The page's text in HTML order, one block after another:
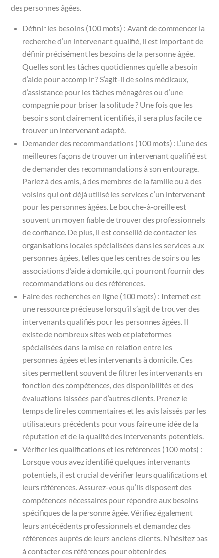
des personnes âgées.
Définir les besoins (100 mots) : Avant de commencer la
recherche d’un intervenant qualifié, il est important de
définir précisément les besoins de la personne âgée.
Quelles sont les tâches quotidiennes qu’elle a besoin
d’aide pour accomplir ? S’agit-il de soins médicaux,
d’assistance pour les tâches ménagères ou d’une
compagnie pour briser la solitude ? Une fois que les
besoins sont clairement identifiés, il sera plus facile de
trouver un intervenant adapté.
Demander des recommandations (100 mots) : L’une des
meilleures façons de trouver un intervenant qualifié est
de demander des recommandations à son entourage.
Parlez à des amis, à des membres de la famille ou à des
voisins qui ont déjà utilisé les services d’un intervenant
pour les personnes âgées. Le bouche-à-oreille est
souvent un moyen fiable de trouver des professionnels
de confiance. De plus, il est conseillé de contacter les
organisations locales spécialisées dans les services aux
personnes âgées, telles que les centres de soins ou les
associations d’aide à domicile, qui pourront fournir des
recommandations ou des références.
Faire des recherches en ligne (100 mots) : Internet est
une ressource précieuse lorsqu’il s’agit de trouver des
intervenants qualifiés pour les personnes âgées. Il
existe de nombreux sites web et plateformes
spécialisées dans la mise en relation entre les
personnes âgées et les intervenants à domicile. Ces
sites permettent souvent de filtrer les intervenants en
fonction des compétences, des disponibilités et des
évaluations laissées par d’autres clients. Prenez le
temps de lire les commentaires et les avis laissés par les
utilisateurs précédents pour vous faire une idée de la
réputation et de la qualité des intervenants potentiels.
Vérifier les qualifications et les références (100 mots) :
Lorsque vous avez identifié quelques intervenants
potentiels, il est crucial de vérifier leurs qualifications et
leurs références. Assurez-vous qu’ils disposent des
compétences nécessaires pour répondre aux besoins
spécifiques de la personne âgée. Vérifiez également
leurs antécédents professionnels et demandez des
références auprès de leurs anciens clients. N’hésitez pas
à contacter ces références pour obtenir des